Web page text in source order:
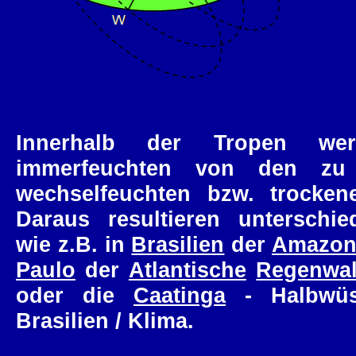
Innerhalb der Tropen
immerfeuchten von den
wechselfeuchten bzw.
Daraus resultieren
wie z.B. in Brasilien der
Paulo der Atlantische
oder die Caatinga-
Brasilien / Klima.